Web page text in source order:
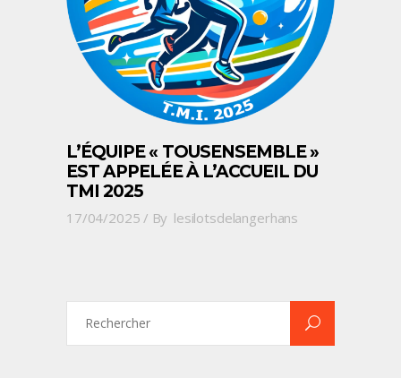
L’ÉQUIPE « TOUSENSEMBLE »
EST APPELÉE À L’ACCUEIL DU
TMI 2025
17/04/2025 By lesilotsdelangerhans